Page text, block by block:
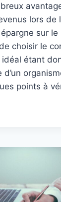
lors de
sur le
choisir le
étant
points à
?